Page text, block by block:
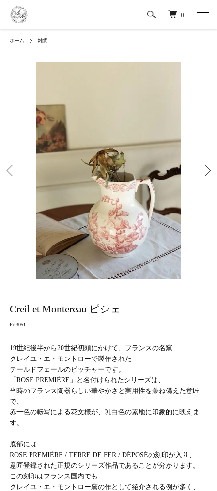
0
ホーム 雑貨
Creil et Montereau ピシェ
Fc-3051
19世紀後半から20世紀初頭にかけて、フランスの名窯
クレイユ・エ・モントローで製作された
テールドフェールのピッチャーです。
「ROSE PREMIÈRE」と名付けられたシリーズは、
当時のフランス陶器らしい華やかさと実用性を兼ね備えた意匠
で、
赤一色の転写による花文様が、乳白色の素地に印象的に映えま
す。
底部には
ROSE PREMIÈRE / TERRE DE FER / DÉPOSÉの刻印が入り、
意匠登録された正規のシリーズ作品であることが分かります。
この刻印はフランス国内でも
クレイユ・エ・モントロー窯の作として紹介される例が多く、